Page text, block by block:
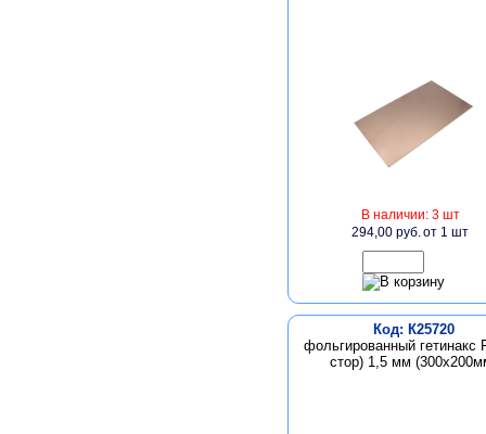
В наличии: 3 шт
294,00 руб.от 1 шт
Код: К25720
фольгированный гетинакс
стор) 1,5 мм